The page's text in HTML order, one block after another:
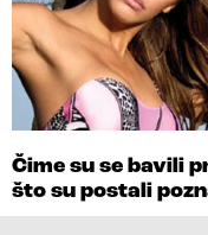
Čime su se bavili
što su postali